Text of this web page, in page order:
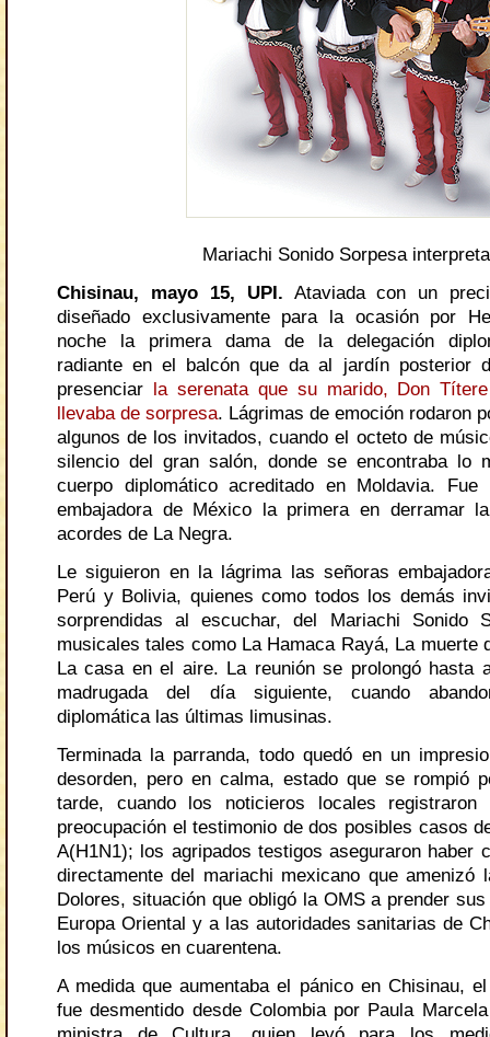
Mariachi Sonido Sorpesa
Chisinau, mayo 15, UPI. Ataviada con un
diseñado exclusivamente para la ocasión por
noche la primera dama de la delegación
radiante en el balcón que da al jardín posterior
presenciar
la serenata que su marido, Don
llevaba de sorpresa. Lágrimas de emoción rodaron
algunos de los invitados, cuando el octeto de
silencio del gran salón, donde se encontraba lo
cuerpo diplomático acreditado en Moldavia. Fue
embajadora de México la primera en derramar
acordes de La Negra.
Le siguieron en la lágrima las señoras
Perú y Bolivia, quienes como todos los demás
sorprendidas al escuchar, del Mariachi Sonido
musicales tales como La Hamaca Rayá, La muerte
La casa en el aire. La reunión se prolongó hasta
madrugada del día siguiente, cuando
diplomática las últimas limusinas.
Terminada la parranda, todo quedó en un
desorden, pero en calma, estado que se rompió
tarde, cuando los noticieros locales
preocupación el testimonio de dos posibles casos
A(H1N1); los agripados testigos aseguraron haber
directamente del mariachi mexicano que amenizó
Dolores, situación que obligó la OMS a prender
Europa Oriental y a las autoridades sanitarias de
los músicos en cuarentena.
A medida que aumentaba el pánico en Chisinau,
fue desmentido desde Colombia por Paula